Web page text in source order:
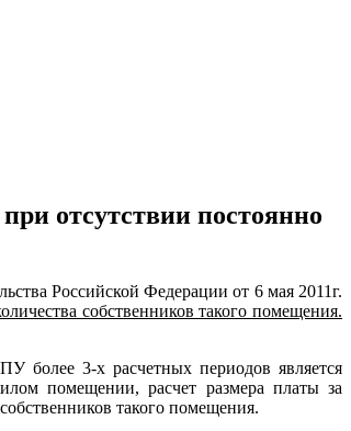
отсутствии постоянно
Российской Федерации от 6 мая 2011г.
собственников такого помещения.
3-х расчетных периодов является
помещении,расчет размера платы за
такого помещения.